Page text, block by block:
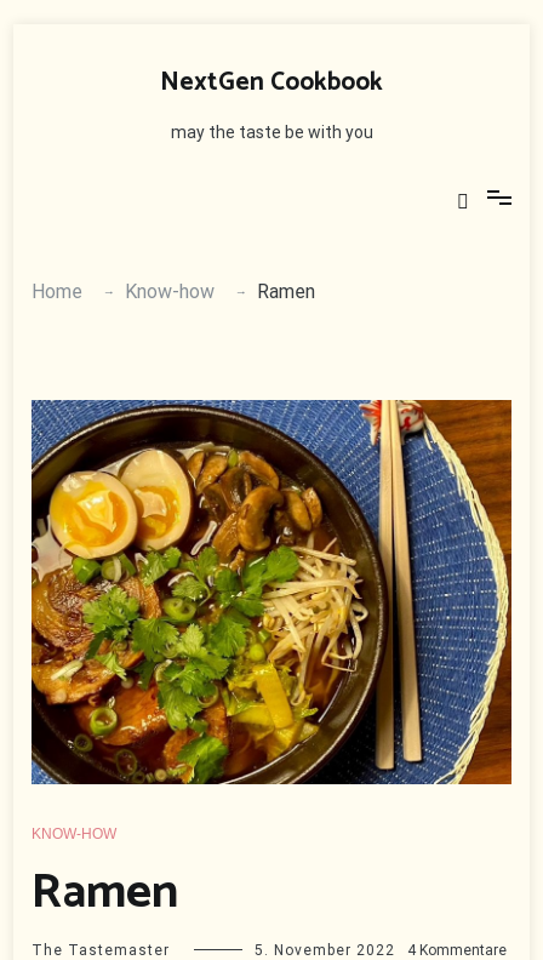
NextGen Cookbook
may the taste be with you
Home Know-how Ramen
KNOW-HOW
Ramen
The Tastemaster 5. November 2022 4 Kommentarezu